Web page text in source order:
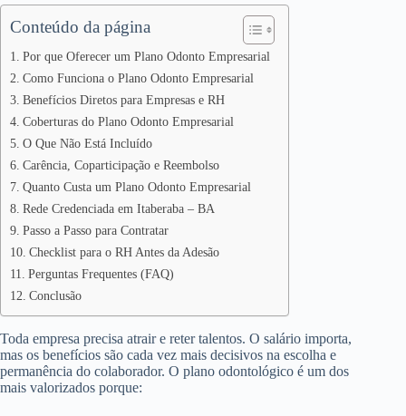
Conteúdo da página
Por que Oferecer um Plano Odonto Empresarial
Como Funciona o Plano Odonto Empresarial
Benefícios Diretos para Empresas e RH
Coberturas do Plano Odonto Empresarial
O Que Não Está Incluído
Carência, Coparticipação e Reembolso
Quanto Custa um Plano Odonto Empresarial
Rede Credenciada em Itaberaba – BA
Passo a Passo para Contratar
Checklist para o RH Antes da Adesão
Perguntas Frequentes (FAQ)
Conclusão
Toda empresa precisa atrair e reter talentos. O salário importa,
mas os benefícios são cada vez mais decisivos na escolha e
permanência do colaborador. O plano odontológico é um dos
mais valorizados porque: